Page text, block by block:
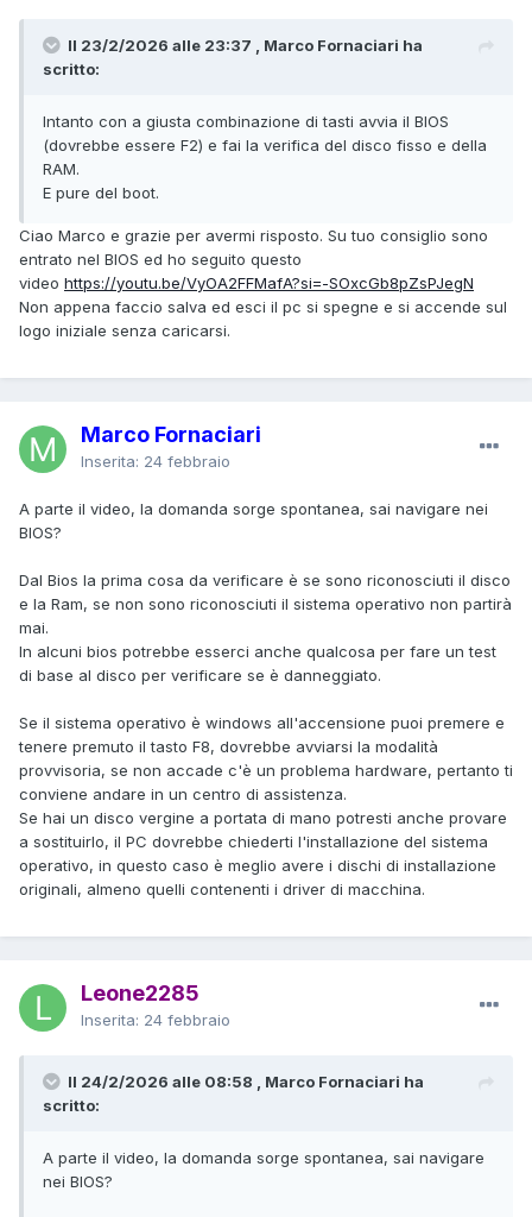
Il 23/2/2026 alle 23:37 , Marco Fornaciari ha
scritto:
Intanto con a giusta combinazione di tasti avvia il BIOS
(dovrebbe essere F2) e fai la verifica del disco fisso e della
RAM.
E pure del boot.
Ciao Marco e grazie per avermi risposto. Su tuo consiglio sono
entrato nel BIOS ed ho seguito questo
video https://youtu.be/VyOA2FFMafA?si=-SOxcGb8pZsPJegN
Non appena faccio salva ed esci il pc si spegne e si accende sul
logo iniziale senza caricarsi.
Marco Fornaciari
Inserita: 24 febbraio
A parte il video, la domanda sorge spontanea, sai navigare nei
BIOS?
Dal Bios la prima cosa da verificare è se sono riconosciuti il disco
e la Ram, se non sono riconosciuti il sistema operativo non partirà
mai.
In alcuni bios potrebbe esserci anche qualcosa per fare un test
di base al disco per verificare se è danneggiato.
Se il sistema operativo è windows all'accensione puoi premere e
tenere premuto il tasto F8, dovrebbe avviarsi la modalità
provvisoria, se non accade c'è un problema hardware, pertanto ti
conviene andare in un centro di assistenza.
Se hai un disco vergine a portata di mano potresti anche provare
a sostituirlo, il PC dovrebbe chiederti l'installazione del sistema
operativo, in questo caso è meglio avere i dischi di installazione
originali, almeno quelli contenenti i driver di macchina.
Leone2285
Inserita: 24 febbraio
Il 24/2/2026 alle 08:58 , Marco Fornaciari ha
scritto:
A parte il video, la domanda sorge spontanea, sai navigare
nei BIOS?